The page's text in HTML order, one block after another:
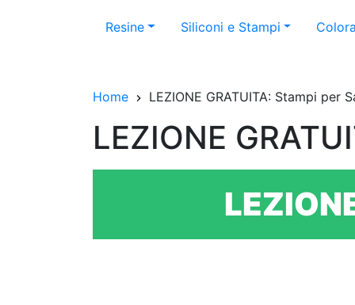
Resine Siliconi e Stampi
Home LEZIONE GRATUITA: Stampi per
LEZIONE